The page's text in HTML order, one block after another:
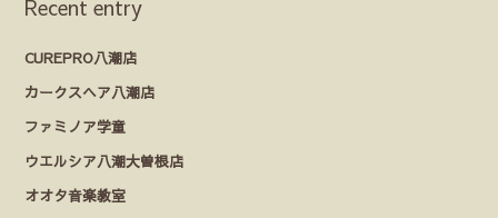
Recent entry
CUREPRO八潮店
カークスヘア八潮店
ファミノア学童
ウエルシア八潮大曽根店
オオタ音楽教室